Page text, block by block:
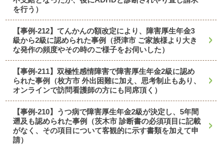
を行う）
【事例-212】てんかんの額改定により、障害厚生年金3
級から2級に認められた事例（摂津市 ご家族様より大き
な発作の頻度やその時のご様子をお伺いした）
【事例-211】双極性感情障害で障害厚生年金2級に認め
られた事例（枚方市 外出困難に加え、思考制止もあり、
オンラインで訪問看護師の方にも同席頂く）
【事例-210】うつ病で障害厚生年金2級が決定し、5年間
遡及も認められた事例（茨木市 診断書の必須項目に記載
がなく、その項目について客観的に示す書類を加えて申
請）